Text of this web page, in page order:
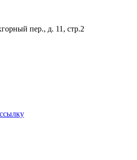
пер., д. 11, стр.2